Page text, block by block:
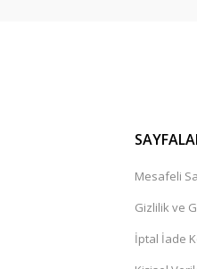
Mesafeli
Gizlilik ve
İptal İade